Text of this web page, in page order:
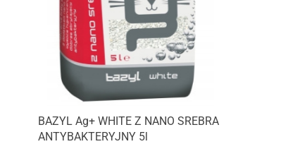
BAZYL Ag+ WHITE Z NANO SREBRA
ANTYBAKTERYJNY 5l